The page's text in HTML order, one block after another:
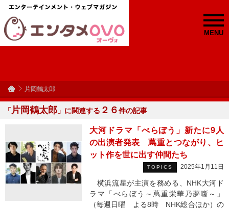
MENU
片岡鶴太郎
「片岡鶴太郎 」に関連する ２６件の記事
大河ドラマ「べらぼう」新たに9人
の出演者発表 蔦重とつながり、ヒ
ット作を世に出す仲間たち
TOPICS 2025年1月11日
横浜流星が主演を務める、NHK大河ド
ラマ「べらぼう～蔦重栄華乃夢噺～」
（毎週日曜 よる8時 NHK総合ほか）の